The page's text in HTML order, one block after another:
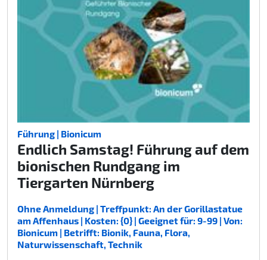
Führung | Bionicum
Endlich Samstag! Führung auf dem
bionischen Rundgang im
Tiergarten Nürnberg
Ohne Anmeldung | Treffpunkt: An der Gorillastatue
am Affenhaus | Kosten: {0} | Geeignet für: 9-99 | Von:
Bionicum | Betrifft: Bionik, Fauna, Flora,
Naturwissenschaft, Technik